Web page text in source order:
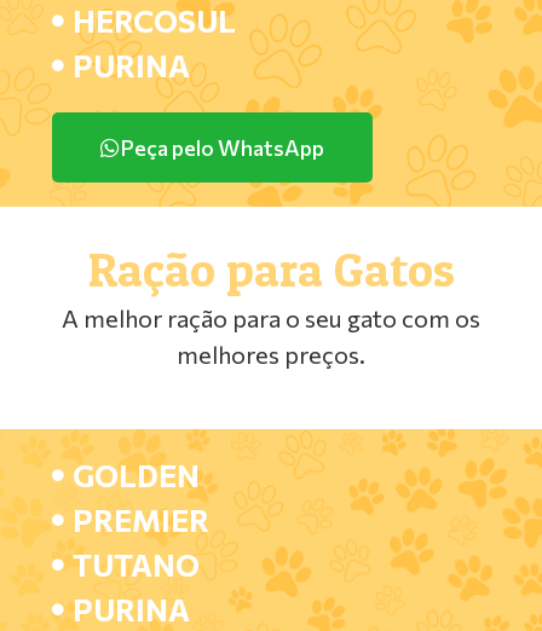
HERCOSUL
PURINA
Peça pelo WhatsApp
Ração para Gatos
A melhor ração para o seu gato com os
melhores preços.
GOLDEN
PREMIER
TUTANO
PURINA